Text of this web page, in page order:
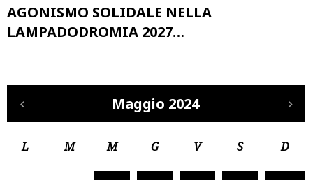
AGONISMO SOLIDALE NELLA
LAMPADODROMIA 2027…
Maggio 2024
L M M G V S D